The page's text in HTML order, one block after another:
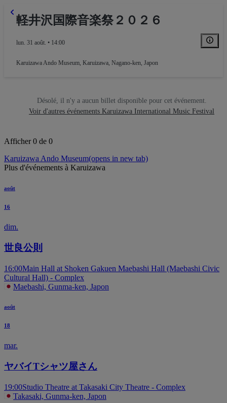
軽井沢国際音楽祭２０２６
lun. 31 août. • 14:00
Karuizawa Ando Museum, Karuizawa, Nagano-ken, Japon
Désolé, il n'y a aucun billet disponible pour cet événement.
Voir d'autres événements Karuizawa International Music Festival
Afficher 0 de 0
Karuizawa Ando Museum(opens in new tab)
Plus d'événements à Karuizawa
août
16
dim.
世良公則
16:00Main Hall at Shoken Gakuen Maebashi Hall (Maebashi Civic
Cultural Hall) - Complex
Maebashi, Gunma-ken, Japon
août
18
mar.
ヤバイTシャツ屋さん
19:00Studio Theatre at Takasaki City Theatre - Complex
Takasaki, Gunma-ken, Japon